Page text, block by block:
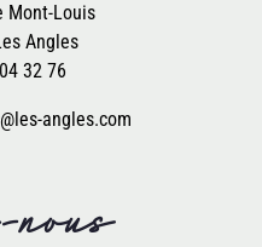
Mont-Louis
Angles
32 76
angles.com
nous